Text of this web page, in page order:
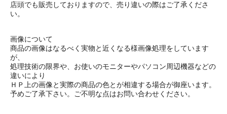
店頭でも販売しておりますので、売り違いの際はご了承くださ
い。
画像について
商品の画像はなるべく実物と近くなる様画像処理をしています
が、
処理技術の限界や、お使いのモニターやパソコン周辺機器などの
違いにより
ＨＰ上の画像と実際の商品の色とが相違する場合が御座います。
予めご了承下さい。ご不明な点はお問い合わせください。